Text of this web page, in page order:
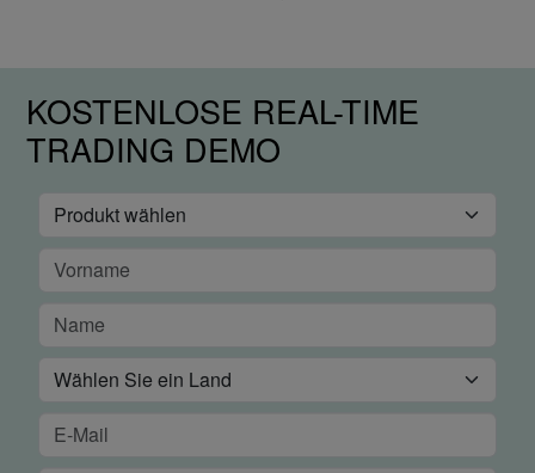
KOSTENLOSE REAL-TIME
TRADING DEMO